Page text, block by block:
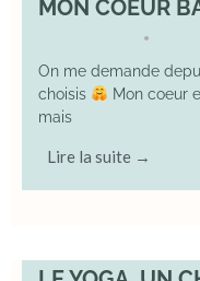
MON COEUR
•
On me demande
choisis
Mon coeur
mais
Lire la suite →